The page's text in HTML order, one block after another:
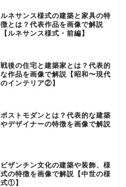
ルネサンス様式の建築と家具の特
徴とは？代表作品を画像で解説
【ルネサンス様式・前編】
戦後の住宅と建築家とは？代表的
な作品を画像で解説【昭和〜現代
のインテリア②】
ポストモダンとは？代表的な建築
やデザイナーの特徴を画像で解説
ビザンチン文化の建築や装飾、様
式の特徴を画像で解説【中世の様
式①】